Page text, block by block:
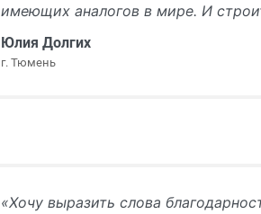
имеющих аналогов в мире. И
Юлия Долгих
г. Тюмень
«Хочу выразить слова